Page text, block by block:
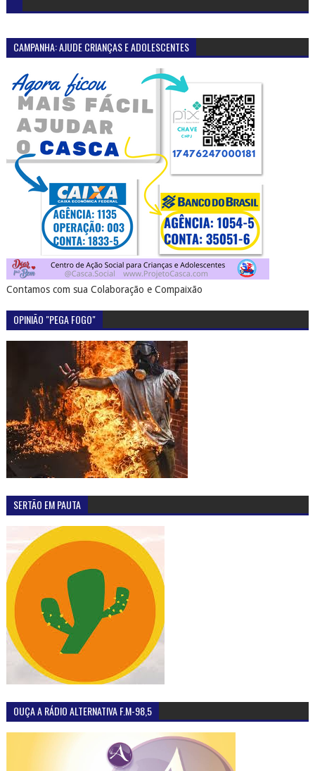
CAMPANHA: AJUDE CRIANÇAS E ADOLESCENTES
Contamos com sua Colaboração e Compaixão
OPINIÃO "PEGA FOGO"
SERTÃO EM PAUTA
OUÇA A RÁDIO ALTERNATIVA F.M-98,5